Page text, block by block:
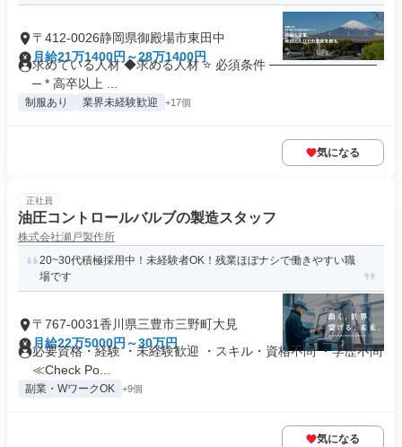
〒412-0026静岡県御殿場市東田中
月給21万1400円～28万1400円
求めている人材 ◆求める人材 ⭐ 必須条件 ────────────
─ * 高卒以上 ...
制服あり 業界未経験歓迎 +17個
気になる
正社員
油圧コントロールバルブの製造スタッフ
株式会社瀬戸製作所
20~30代積極採用中！未経験者OK！残業ほぼナシで働きやすい職
場です
〒767-0031香川県三豊市三野町大見
月給22万5000円～30万円
必要資格・経験 ・未経験歓迎 ・スキル・資格不問 ・学歴不問
≪Check Po...
副業・WワークOK +9個
気になる